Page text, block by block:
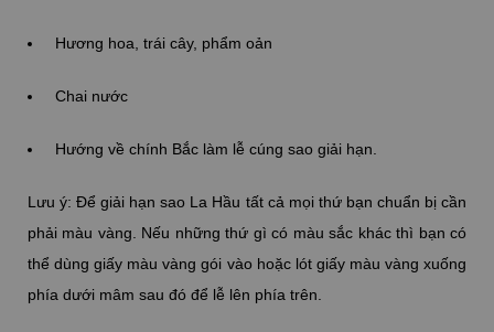
Hương hoa, trái cây, phẩm oản
Chai nước
Hướng về chính Bắc làm lễ cúng sao giải hạn.
Lưu ý: Để giải hạn sao La Hầu tất cả mọi thứ bạn chuẩn bị cần
phải màu vàng. Nếu những thứ gì có màu sắc khác thì bạn có
thể dùng giấy màu vàng gói vào hoặc lót giấy màu vàng xuống
phía dưới mâm sau đó để lễ lên phía trên.